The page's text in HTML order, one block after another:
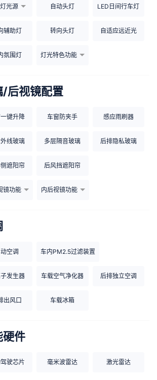
光源 自动头灯 LED日间行车灯
辅助灯 转向头灯 自适应远近光
氛围灯 灯光特色功能
/后视镜配置
键升降 车窗防夹手 感应雨刷器
线玻璃 多层隔音玻璃 后排隐私玻璃
遮阳帘 后风挡遮阳帘
镜功能 内后视镜功能
空调 车内PM2.5过滤装置
发生器 车载空气净化器 后排独立空调
出风口 车载冰箱
硬件
驶芯片 毫米波雷达 激光雷达